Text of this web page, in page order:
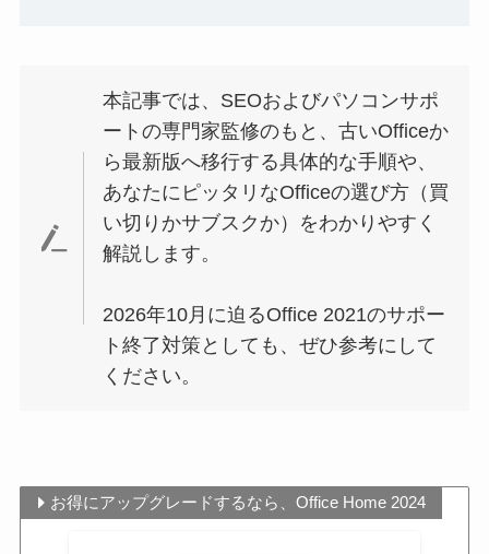
本記事では、SEOおよびパソコンサポ
ートの専門家監修のもと、古いOfficeか
ら最新版へ移行する具体的な手順や、
あなたにピッタリなOfficeの選び方（買
い切りかサブスクか）をわかりやすく
解説します。
2026年10月に迫るOffice 2021のサポー
ト終了対策としても、ぜひ参考にして
ください。
お得にアップグレードするなら、Office Home 2024